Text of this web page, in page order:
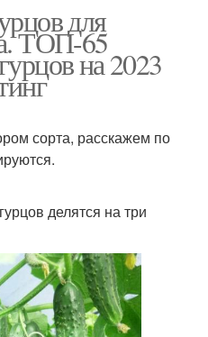
для
ТОП-65
на 2023
сорта, расскажем по
делятся на три